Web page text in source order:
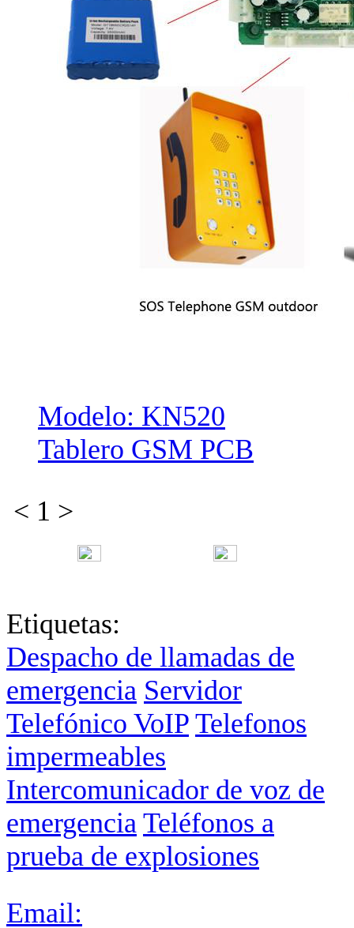
Modelo: KN520
Tablero GSM PCB
< 1 >
Etiquetas:
Despacho de llamadas de
emergencia Servidor
Telefónico VoIP Telefonos
impermeables
Intercomunicador de voz de
emergencia Teléfonos a
prueba de explosiones
Email: